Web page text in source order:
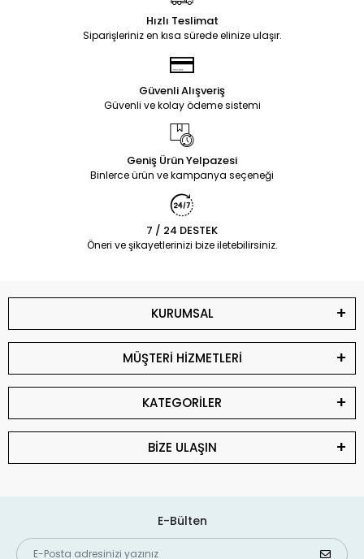
Hızlı Teslimat
Siparişleriniz en kısa sürede elinize ulaşır.
Güvenli Alışveriş
Güvenli ve kolay ödeme sistemi
Geniş Ürün Yelpazesi
Binlerce ürün ve kampanya seçeneği
7 / 24 DESTEK
Öneri ve şikayetlerinizi bize iletebilirsiniz.
KURUMSAL
MÜŞTERİ HİZMETLERİ
KATEGORİLER
BİZE ULAŞIN
E-Bülten